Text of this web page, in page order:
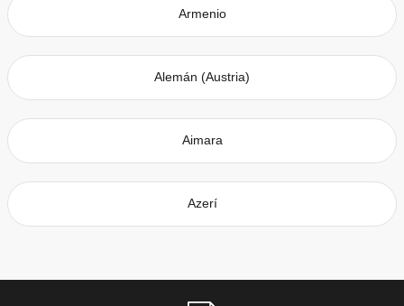
Armenio
Alemán (Austria)
Aimara
Azerí